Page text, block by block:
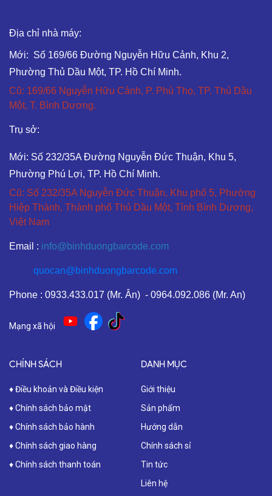
Địa chỉ nhà máy:
Mới: Số 169/66 Đường Nguyễn Hữu Cảnh, Khu 2,
Phường Thủ Dầu Một, TP. Hồ Chí Minh.
Cũ: 169/66 Nguyễn Hữu Cảnh, P. Phú Thọ, TP. Thủ Dầu
Một, T. Bình Dương.
Trụ sở:
Mới: Số 232/35A Đường Nguyễn Đức Thuận, Khu 5,
Phường Phú Lợi, TP. Hồ Chí Minh.
Cũ: Số 232/35A Nguyễn Đức Thuận, Khu phố 5, Phường
Hiệp Thành, Thành phố Thủ Dầu Một, Tỉnh Bình Dương,
Việt Nam
Email : info@binhduongbarcode.com
quocan@binhduongbarcode.com
Phone : 0933.433.017 (Mr. Ân) - 0964.092.086 (Mr. An)
Mạng xã hội
CHÍNH SÁCH
♦ Điều khoản và Điều kiện
♦ Chính sách bảo mật
♦ Chính sách bảo hành
♦ Chính sách giao hàng
♦ Chính sách thanh toán
DANH MỤC
Giới thiệu
Sản phẩm
Hướng dẫn
Chính sách sỉ
Tin tức
Liên hệ